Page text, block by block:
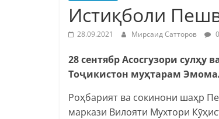
Истиқболи
28.09.2021 Мирсаид Сатторов
28 сентябр Асосгузори
Тоҷикистон муҳтарам
Роҳбарият ва сокинони шаҳр
маркази Вилояти Мухтори